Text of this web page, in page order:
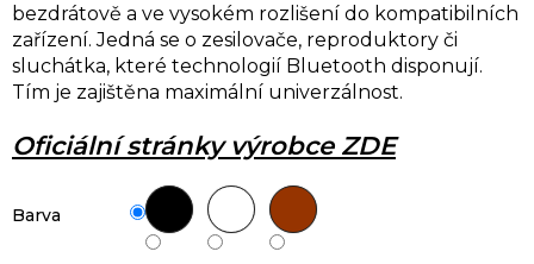
Barva
bezdrátově a ve vysokém rozlišení do kompatibilních
zařízení. Jedná se o zesilovače, reproduktory či
sluchátka, které technologií Bluetooth disponují.
Tím je zajištěna maximální univerzálnost.
Oficiální stránky výrobce ZDE